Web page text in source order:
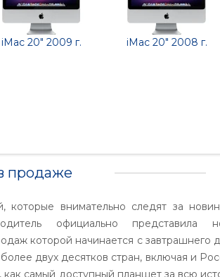
iMac 20" 2009 г. iMac 20" 2008 г.
продаже
которые внимательно следят за
официально представила
которой начинается с завтрашнего
двух десятков стран, включая и
самый доступный планшет за всю